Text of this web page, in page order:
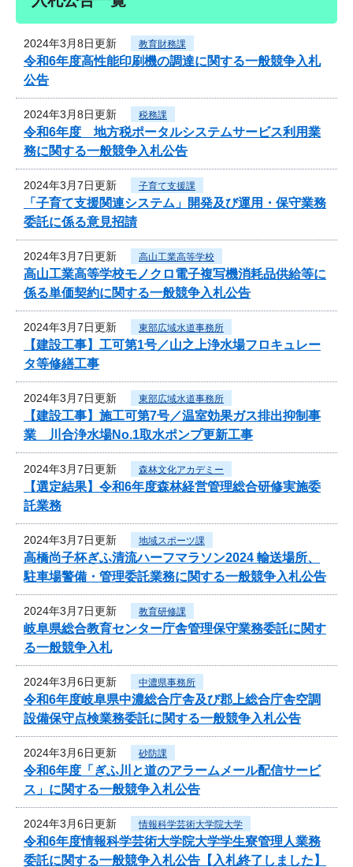
2024年3月8日更新 教育財務課
令和6年度高性能印刷機の調達に関する一般競争入札
公告
2024年3月8日更新 税務課
令和6年度 地方税ポータルシステムサービス利用業
務に関する一般競争入札公告
2024年3月7日更新 子育て支援課
「子育て支援関連システム」開発及び運用・保守業務
委託に係る意見招請
2024年3月7日更新 高山工業高等学校
高山工業高等学校モノクロ電子複写機消耗品供給等に
係る単価契約に関する一般競争入札公告
2024年3月7日更新 東部広域水道事務所
【建設工事】工可第1号／山之上浄水場フロキュレー
タ等修繕工事
2024年3月7日更新 東部広域水道事務所
【建設工事】施工可第7号／温室効果ガス排出抑制事
業 川合浄水場No.1取水ポンプ更新工事
2024年3月7日更新 森林文化アカデミー
【選定結果】令和6年度森林経営管理総合研修実施委
託業務
2024年3月7日更新 地域スポーツ課
高橋尚子杯ぎふ清流ハーフマラソン2024 輸送場所、
駐車場警備・管理委託業務に関する一般競争入札公告
2024年3月7日更新 教育研修課
岐阜県総合教育センター庁舎管理保守業務委託に関す
る一般競争入札
2024年3月6日更新 中濃県事務所
令和6年度岐阜県中濃総合庁舎及び郡上総合庁舎空調
設備保守点検業務委託に関する一般競争入札公告
2024年3月6日更新 砂防課
令和6年度「ぎふ川と道のアラームメール配信サービ
ス」に関する一般競争入札公告
2024年3月6日更新 情報科学芸術大学院大学
令和6年度情報科学芸術大学院大学学生寮管理人業務
委託に関する一般競争入札公告【入札終了しました】